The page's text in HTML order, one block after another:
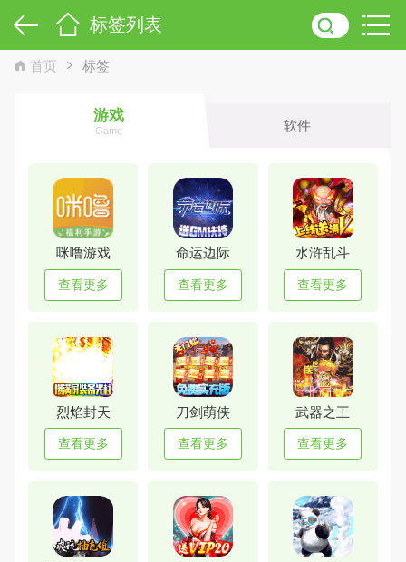
标签列表
首页 标签
游戏
Game 软件
咪噜游戏
查看更多
命运边际
查看更多
水浒乱斗
查看更多
烈焰封天
查看更多
刀剑萌侠
查看更多
武器之王
查看更多